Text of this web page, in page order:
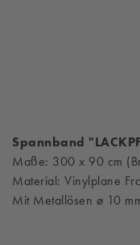
Spannband
Maße: 300 x 90 cm
Material: Vinylplane
Mit Metallösen ø 10